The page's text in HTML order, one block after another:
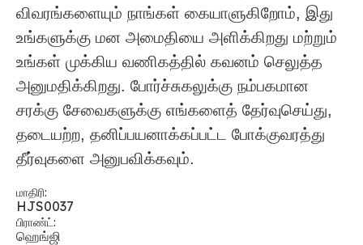
விவரங்களையும் நாங்கள் கையாளுகிறோம், இது
உங்களுக்கு மன அமைதியை அளிக்கிறது மற்றும்
உங்கள் முக்கிய வணிகத்தில் கவனம் செலுத்த
அனுமதிக்கிறது. போர்ச்சுகலுக்கு நம்பகமான
சரக்கு சேவைகளுக்கு எங்களைத் தேர்வுசெய்து,
தடையற்ற, தனிப்பயனாக்கப்பட்ட போக்குவரத்து
தீர்வுகளை அனுபவிக்கவும்.
மாதிரி:
HJS0037
பிராண்ட்:
ஹெங்ஜி